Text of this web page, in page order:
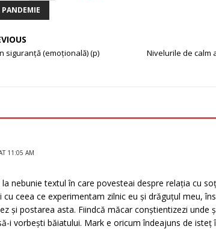
PANDEMIE
siguranță (emoțională) (p) Nivelurile de calm
11:05 AM
nebunie textul în care povesteai despre relația cu
ceea ce experimentam zilnic eu și drăguțul meu,
și postarea asta. Fiindcă măcar conștientizezi unde
i vorbești băiatului. Mark e oricum îndeajuns de isteț